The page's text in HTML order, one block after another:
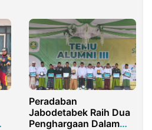
2025
Peradaban
Jabodetabek Raih Dua
Penghargaan Dalam